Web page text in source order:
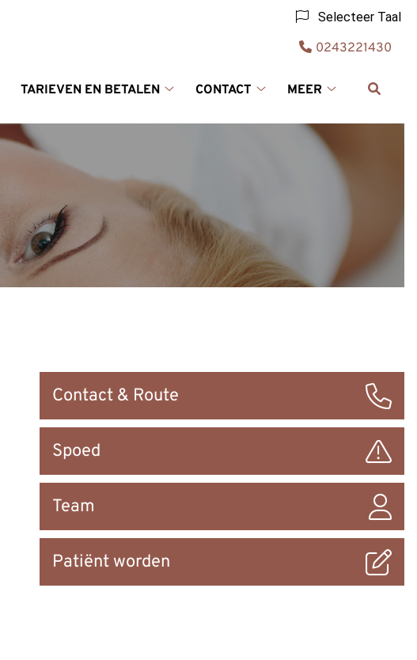
Selecteer Taal
TARIEVEN EN BETALEN
en
CONTACT
submenu
MEER
submenu
Tel:
0243221430
naar
Contact & Route
Spoed
Team
Patiënt worden